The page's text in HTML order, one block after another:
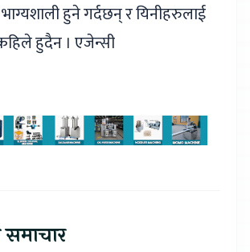
हुने गर्दछन् र यिनीहरुलाई
हुदैन । एजेन्सी